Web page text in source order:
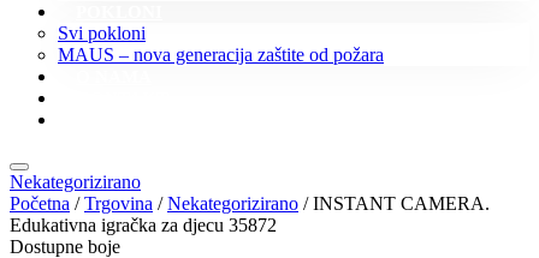
Svi pokloni
MAUS – nova generacija zaštite od požara
Nekategorizirano
Početna /Trgovina /Nekategorizirano / INSTANT CAMERA.
Edukativna igračka za djecu 35872
Dostupne boje